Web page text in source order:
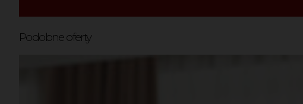
Podobne oferty